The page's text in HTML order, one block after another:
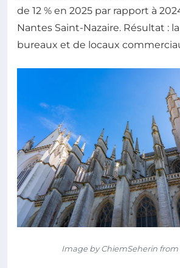
de 12 % en 2025 par rapport à
Nantes Saint-Nazaire. Résultat :
bureaux et de locaux
Image by ChiemSeherin from